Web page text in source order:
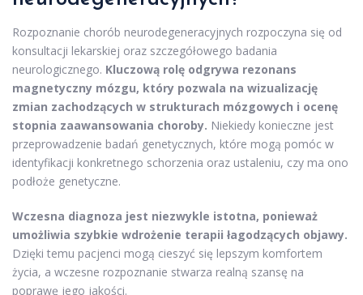
Rozpoznanie chorób neurodegeneracyjnych rozpoczyna się od
konsultacji lekarskiej oraz szczegółowego badania
neurologicznego. Kluczową rolę odgrywa rezonans
magnetyczny mózgu, który pozwala na wizualizację
zmian zachodzących w strukturach mózgowych i ocenę
stopnia zaawansowania choroby. Niekiedy konieczne jest
przeprowadzenie badań genetycznych, które mogą pomóc w
identyfikacji konkretnego schorzenia oraz ustaleniu, czy ma ono
podłoże genetyczne.
Wczesna diagnoza jest niezwykle istotna, ponieważ
umożliwia szybkie wdrożenie terapii łagodzących objawy.
Dzięki temu pacjenci mogą cieszyć się lepszym komfortem
życia, a wczesne rozpoznanie stwarza realną szansę na
poprawę jego jakości.